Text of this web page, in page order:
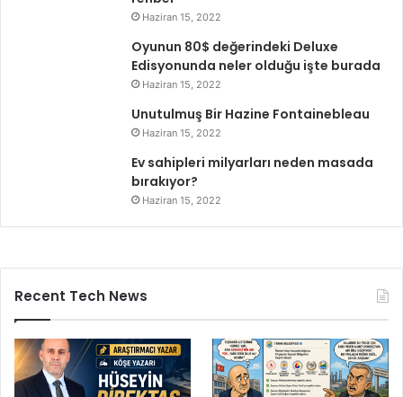
Haziran 15, 2022
Oyunun 80$ değerindeki Deluxe
Edisyonunda neler olduğu işte burada
Haziran 15, 2022
Unutulmuş Bir Hazine Fontainebleau
Haziran 15, 2022
Ev sahipleri milyarları neden masada
bırakıyor?
Haziran 15, 2022
Recent Tech News